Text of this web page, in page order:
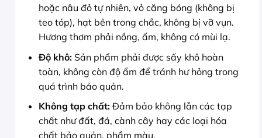
hoặc nâu đỏ tự nhiên, vỏ căng bóng (không bị
teo tóp), hạt bên trong chắc, không bị vỡ vụn.
Hương thơm phải nồng, ấm, không có mùi lạ.
Độ khô:Sản phẩm phải được sấy khô hoàn
toàn, không còn độ ẩm để tránh hư hỏng trong
quá trình bảo quản.
Không tạp chất:Đảm bảo không lẫn các tạp
chất như đất, đá, cành cây hay các loại hóa
chất bảo quản, phẩm màu.